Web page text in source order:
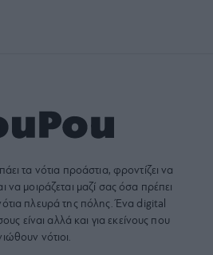
τα νότια προάστια, φροντίζει να
να μοιράζεται μαζί σας όσα πρέπει
πλευρά της πόλης. Ένα digital
είναι αλλά και για εκείνους που
νότιοι.